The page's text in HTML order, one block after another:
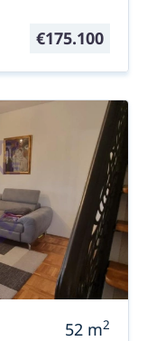
€175.100
52 m2